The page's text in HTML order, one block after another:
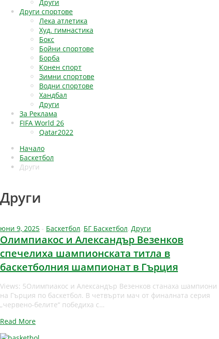
Други
Други спортове
Лека атлетика
Худ. гимнастика
Бокс
Бойни спортове
Борба
Конен спорт
Зимни спортове
Водни спортове
Хандбал
Други
За Реклама
FIFA World 26
Qatar2022
Начало
Баскетбол
Други
Други
юни 9, 2025 - Баскетбол, БГ Баскетбол, Други
Олимпиакос и Александър Везенков
спечелиха шампионската титла в
баскетболния шампионат в Гърция
Views: 5Олимпиакос и Александър Везенков станаха шампиони
на Гърция по баскетбол. В четвърти мач от финалната серия
„червено-белите“ победиха с…
Read More